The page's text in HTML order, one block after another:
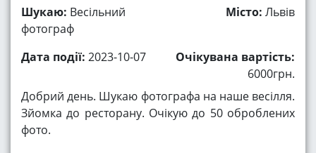
Шукаю: Весільний
фотограф
Місто: Львів
Дата події: 2023-10-07
Очікувана вартість:
6000грн.
Добрий день. Шукаю фотографа на наше весілля.
Зйомка до ресторану. Очікую до 50 оброблених
фото.